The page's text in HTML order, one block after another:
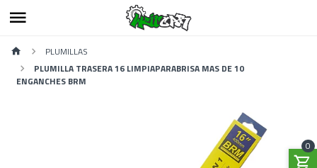
0
PLUMILLAS
PLUMILLA TRASERA 16 LIMPIAPARABRISA MAS DE 10
ENGANCHES BRM